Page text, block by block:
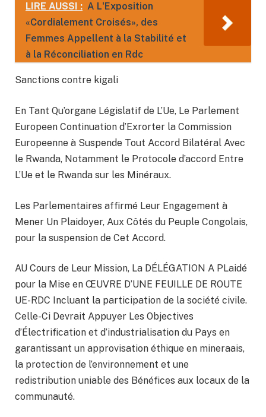
LIRE AUSSI : A L'Exposition
«Cordialement Croisés», des
Femmes Appellent à la Stabilité et
à la Réconciliation en Rdc
Sanctions contre kigali
En Tant Qu’organe Législatif de L’Ue, Le Parlement
Europeen Continuation d’Exrorter la Commission
Europeenne à Suspende Tout Accord Bilatéral Avec
le Rwanda, Notamment le Protocole d’accord Entre
L’Ue et le Rwanda sur les Minéraux.
Les Parlementaires affirmé Leur Engagement à
Mener Un Plaidoyer, Aux Côtés du Peuple Congolais,
pour la suspension de Cet Accord.
AU Cours de Leur Mission, La DÉLÉGATION A PLaidé
pour la Mise en ŒUVRE D’UNE FEUILLE DE ROUTE
UE-RDC Incluant la participation de la société civile.
Celle-Ci Devrait Appuyer Les Objectives
d’Électrification et d’industrialisation du Pays en
garantissant un approvisation éthique en mineraais,
la protection de l’environnement et une
redistribution uniable des Bénéfices aux locaux de la
communauté.